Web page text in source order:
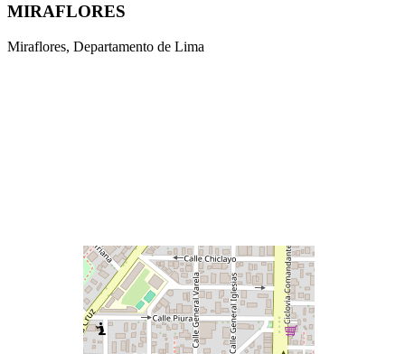
MIRAFLORES
Miraflores, Departamento de Lima